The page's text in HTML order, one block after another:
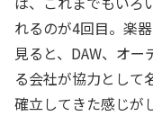
れるのが4回目。楽
見ると、DAW、オ
る会社が協力として
確立してきた感じが